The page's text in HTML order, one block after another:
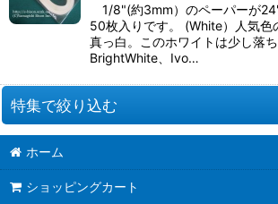
1/8"(約3mm）のペーパーが
50枚入りです。 (White）人気色
真っ白。このホワイトは少し落ち
BrightWhite、Ivo…
特集で絞り込む
お道具類
クイリングキット
ホーム
ショッピングカート